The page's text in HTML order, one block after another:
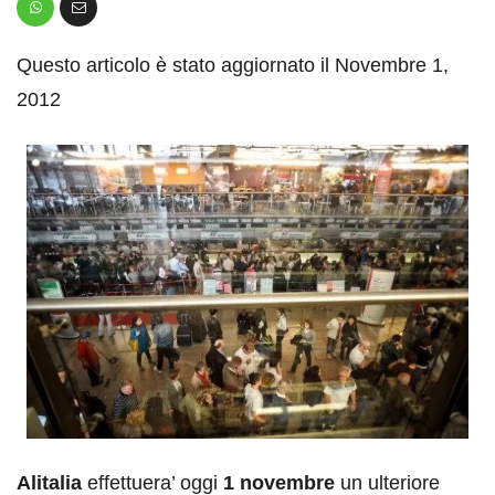
Questo articolo è stato aggiornato il Novembre 1,
2012
Alitalia effettuera’ oggi 1 novembre un ulteriore